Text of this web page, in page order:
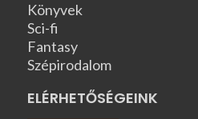
Könyvek
Sci-fi
Fantasy
Szépirodalom
ELÉRHETŐSÉGEINK